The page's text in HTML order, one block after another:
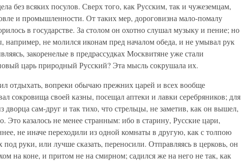
без всяких посулов. Сверх того, как Русским, так и чужеземцам,
и промышленности. От таких мер, дороговизна мало-помалу
в государстве. За столом он охотно слушал музыку и пение; но
например, не молился иконам пред началом обеда, и не умывал рук
закоренелые в предрассудках Москвитяне уже стали
царь природный Русский? Эта мысль сокрушала их.
отдыхать, вопреки обычаю прежних царей и всех вообще
сокровища своей казны, посещал аптеки и лавки серебряников; для
дворца сам-друг и так тихо, что стрельцы, не заметив, как он вышел,
Это казалось не менее странным: ибо в старину, Русские цари,
не иначе переходили из одной комнаты в другую, как с толпою
под руки, или лучше сказать, переносили. Отправляясь в церковь, он
на коне, и притом не на смирном; садился же на него не так, как